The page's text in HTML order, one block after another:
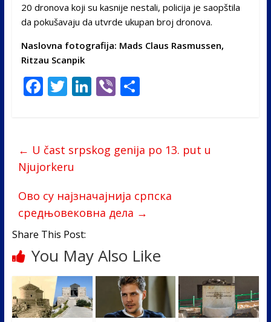
20 dronova koji su kasnije nestali, policija je saopštila
da pokušavaju da utvrde ukupan broj dronova.
Naslovna fotografija: Mads Claus Rasmussen,
Ritzau Scanpik
F
ac
b
o
k
T
w
er
Li
n
e
dI
Vi
b
S
e
← U čast srpskog genija po 13. put u
Njujorkeru
Ово су најзначајнија српска
средњовековна дела →
Share This Post:
You May Also Like